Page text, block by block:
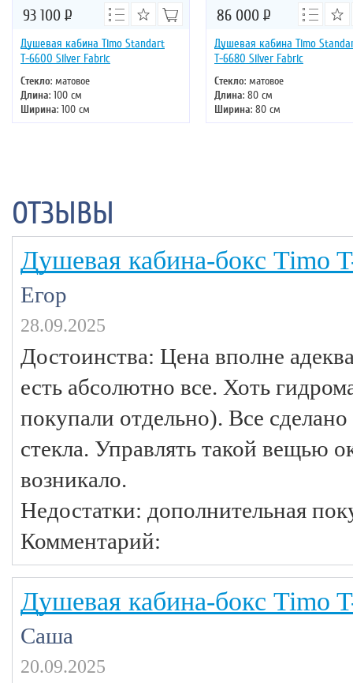
Душевая кабина Timo Standart
Т-6600 Silver Fabric
Стекло: матовое
Длина: 100 см
Ширина: 100 см
Высота: 220 см
93 100 Р
Душевая кабина Timo
Т-6680 Silver Fabric
Стекло: матовое
Длина: 80 см
Ширина: 80 см
Высота: 220 см
86 000 Р
ОТЗЫВЫ
Душевая кабина-бокс Timo
Егор
28.09.2025
Достоинства: Цена вполне
есть абсолютно все. Хоть
покупали отдельно). Все
стекла. Управлять такой вещью
возникало.
Недостатки: дополнительная
Комментарий:
Душевая кабина-бокс Timo
Саша
20.09.2025